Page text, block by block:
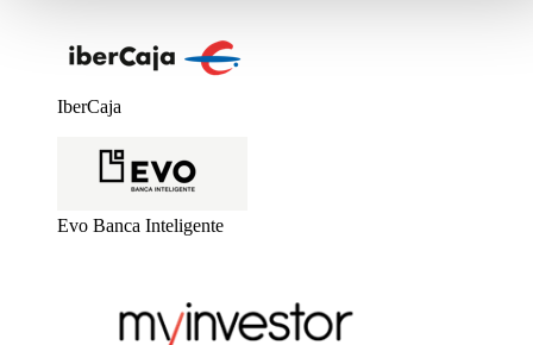
IberCaja
Evo Banca Inteligente